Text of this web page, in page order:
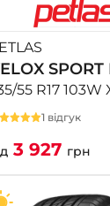
SPORT
55 R17 103W
1 відгук
3 927 грн